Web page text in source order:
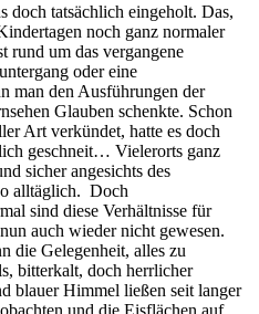
doch tatsächlich eingeholt. Das,
noch ganz normaler
rund um das vergangene
oder eine
man den Ausführungen der
Glauben schenkte. Schon
Art verkündet, hatte es doch
geschneit… Vielerorts ganz
sicher angesichts des
alltäglich. Doch
sind diese Verhältnisse für
auch wieder nicht gewesen.
die Gelegenheit, alles zu
bitterkalt, doch herrlicher
blauer Himmel ließen seit langer
und die Eisflächen auf